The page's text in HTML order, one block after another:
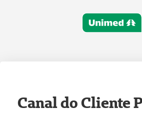
Canal do Cliente